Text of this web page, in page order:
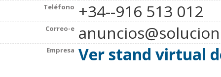
Teléfono
+34--916 513 012
Correo-e
Empresa Ver stand virtual